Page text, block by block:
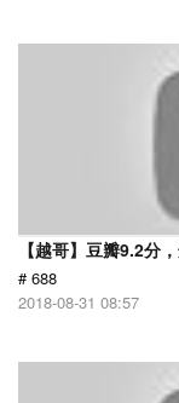
【越哥】豆瓣9.2分
# 688
2018-08-31 08:57